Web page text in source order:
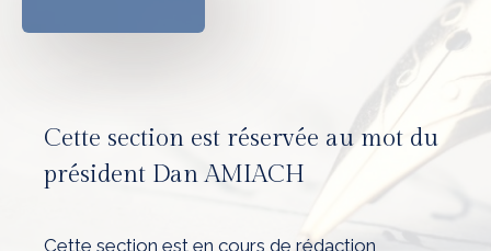
Cette section est réservée au mot du
président Dan AMIACH
Cette section est en cours de rédaction